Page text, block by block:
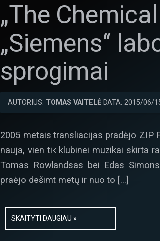
„The
„Siemens“
sprogimai
AUTORIUS: TOMAS VAITELĖ DATA: 2015/06/
2005 metais transliacijas pradėjo ZIP
nauja, vien tik klubinei muzikai skirta
Tomas Rowlandsas bei Edas
praėjo dešimt metų ir nuo to […]
SKAITYTI DAUGIAU »